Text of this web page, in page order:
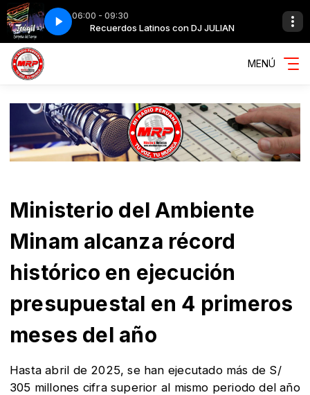
06:00 - 09:30
Recuerdos Latinos con DJ JULIAN
AV LARCO FRAGIL
MENÚ
Ministerio del Ambiente
Minam alcanza récord
histórico en ejecución
presupuestal en 4 primeros
meses del año
Hasta abril de 2025, se han ejecutado más de S/
305 millones cifra superior al mismo periodo del año